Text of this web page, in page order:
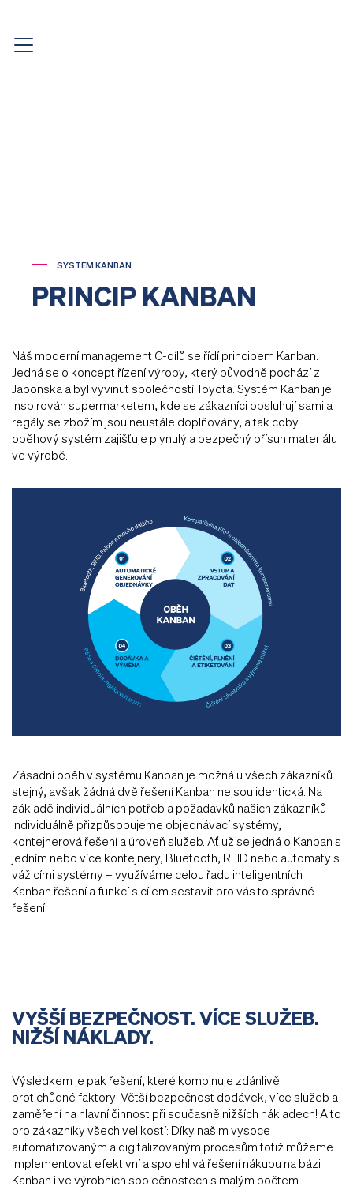
SYSTÉM KANBAN
PRINCIP KANBAN
Náš moderní management C-dílů se řídí principem Kanban.
Jedná se o koncept řízení výroby, který původně pochází z
Japonska a byl vyvinut společností Toyota. Systém Kanban je
inspirován supermarketem, kde se zákazníci obsluhují sami a
regály se zbožím jsou neustále doplňovány, a tak coby
oběhový systém zajišťuje plynulý a bezpečný přísun materiálu
ve výrobě.
Zásadní oběh v systému Kanban je možná u všech zákazníků
stejný, avšak žádná dvě řešení Kanban nejsou identická. Na
základě individuálních potřeb a požadavků našich zákazníků
individuálně přizpůsobujeme objednávací systémy,
kontejnerová řešení a úroveň služeb. Ať už se jedná o Kanban s
jedním nebo více kontejnery, Bluetooth, RFID nebo automaty s
vážicími systémy – využíváme celou řadu inteligentních
Kanban řešení a funkcí s cílem sestavit pro vás to správné
řešení.
VYŠŠÍ BEZPEČNOST. VÍCE SLUŽEB.
NIŽŠÍ NÁKLADY.
Výsledkem je pak řešení, které kombinuje zdánlivě
protichůdné faktory: Větší bezpečnost dodávek, více služeb a
zaměření na hlavní činnost při současně nižších nákladech! A to
pro zákazníky všech velikostí: Díky našim vysoce
automatizovaným a digitalizovaným procesům totiž můžeme
implementovat efektivní a spolehlivá řešení nákupu na bázi
Kanban i ve výrobních společnostech s malým počtem